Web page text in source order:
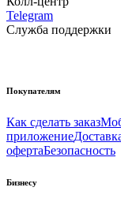
Telegram
Служба поддержки
Покупателям
Как сделать заказ
приложение
офертаБезопасность
Бизнесу